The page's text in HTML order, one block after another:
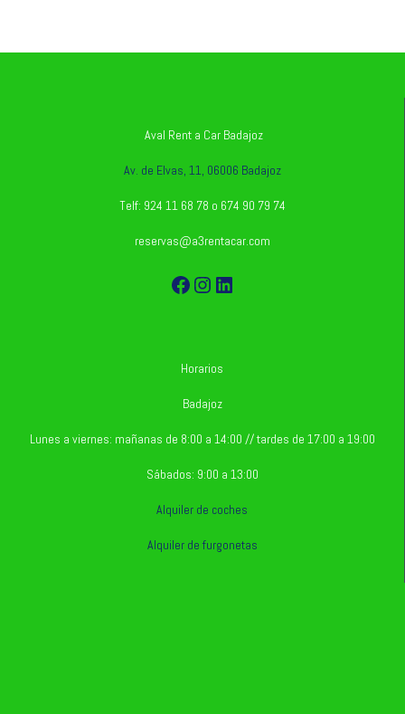
Aval Rent a Car Badajoz
Av. de Elvas, 11, 06006 Badajoz
Telf: 924 11 68 78 o 674 90 79 74
reservas@a3rentacar.com
Facebook
Instagram
LinkedIn
Horarios
Badajoz
Lunes a viernes: mañanas de 8:00 a 14:00 // tardes de 17:00 a 19:00
Sábados: 9:00 a 13:00
Alquiler de coches
Alquiler de furgonetas